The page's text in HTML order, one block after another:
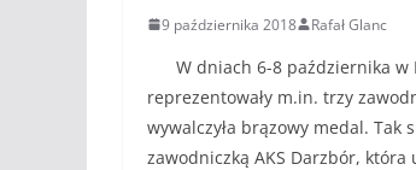
9 października 2018 Rafał Glanc
W dniach 6-8 października w
reprezentowały m.in. trzy
wywalczyła brązowy medal.
zawodniczką AKS Darzbór, która